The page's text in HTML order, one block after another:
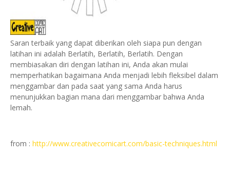
Saran terbaik yang dapat diberikan oleh siapa pun dengan
latihan ini adalah Berlatih, Berlatih, Berlatih. Dengan
membiasakan diri dengan latihan ini, Anda akan mulai
memperhatikan bagaimana Anda menjadi lebih fleksibel dalam
menggambar dan pada saat yang sama Anda harus
menunjukkan bagian mana dari menggambar bahwa Anda
lemah.
from : http://www.creativecomicart.com/basic-techniques.html